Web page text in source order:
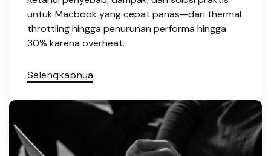
untuk Macbook yang cepat panas—dari thermal
throttling hingga penurunan performa hingga
30% karena overheat.
Selengkapnya